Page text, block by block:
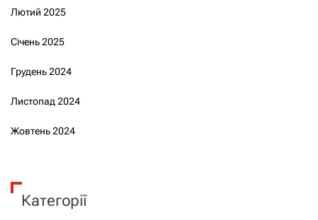
Лютий 2025
Січень 2025
Грудень 2024
Листопад 2024
Жовтень 2024
Категорії